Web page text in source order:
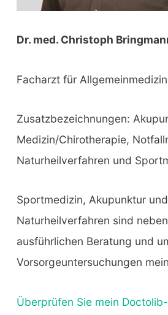
Dr. med. Christoph
Facharzt für Allgemeinmedizin
Zusatzbezeichnungen:
Medizin/Chirotherapie,
Naturheilverfahren und
Sportmedizin, Akupunktur und
Naturheilverfahren sind
ausführlichen Beratung und
Vorsorgeuntersuchungen
Überprüfen Sie mein